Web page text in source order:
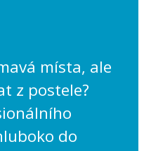
místa, ale
z postele?
do